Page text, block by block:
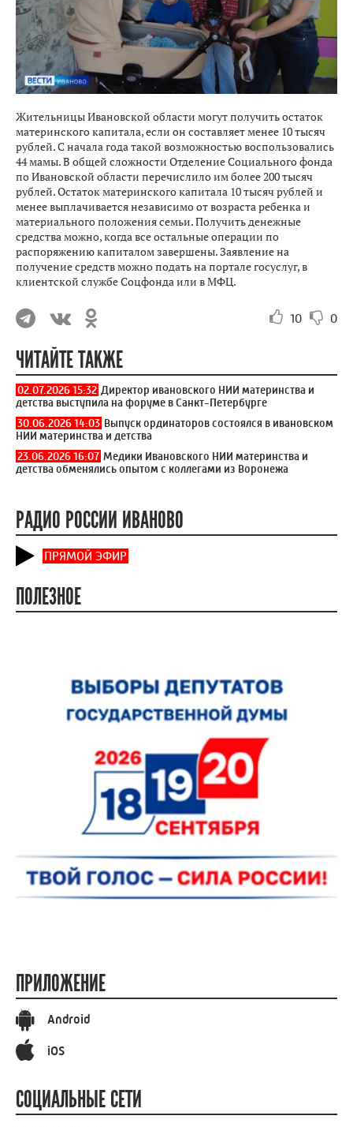
Жительницы Ивановской области могут получить остаток
материнского капитала, если он составляет менее 10 тысяч
рублей. С начала года такой возможностью воспользовались
44 мамы. В общей сложности Отделение Социального фонда
по Ивановской области перечислило им более 200 тысяч
рублей. Остаток материнского капитала 10 тысяч рублей и
менее выплачивается независимо от возраста ребенка и
материального положения семьи. Получить денежные
средства можно, когда все остальные операции по
распоряжению капиталом завершены. Заявление на
получение средств можно подать на портале госуслуг, в
клиентской службе Соцфонда или в МФЦ.
10 0
ЧИТАЙТЕ ТАКЖЕ
02.07.2026 15:32 Директор ивановского НИИ материнства и
детства выступила на форуме в Санкт-Петербурге
30.06.2026 14:03 Выпуск ординаторов состоялся в ивановском
НИИ материнства и детства
23.06.2026 16:07 Медики Ивановского НИИ материнства и
детства обменялись опытом с коллегами из Воронежа
РАДИО РОССИИ ИВАНОВО
ПРЯМОЙ ЭФИР
ПОЛЕЗНОЕ
ПРИЛОЖЕНИЕ
Android
iOS
СОЦИАЛЬНЫЕ СЕТИ